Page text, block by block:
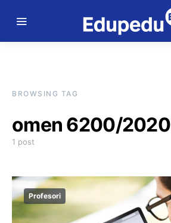
BROWSING TAG
omen 6200/2020
1 post
Profesori